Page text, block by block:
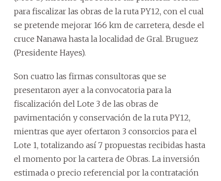
para fiscalizar las obras de la ruta PY12, con el cual
se pretende mejorar 166 km de carretera, desde el
cruce Nanawa hasta la localidad de Gral. Bruguez
(Presidente Hayes).
Son cuatro las firmas consultoras que se
presentaron ayer a la convocatoria para la
fiscalización del Lote 3 de las obras de
pavimentación y conservación de la ruta PY12,
mientras que ayer ofertaron 3 consorcios para el
Lote 1, totalizando así 7 propuestas recibidas hasta
el momento por la cartera de Obras. La inversión
estimada o precio referencial por la contratación